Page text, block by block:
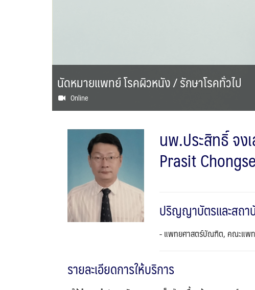
นัดหมายแพทย์ โรคผิวหนัง / รักษาโรคทั่วไป
Online
นพ.ประสิทธิ์ จง
Prasit
ปริญญาบัตรและสถา
- แพทยศาสตร์บัณฑิต, คณะแพท
รายละเอียดการให้บริการ